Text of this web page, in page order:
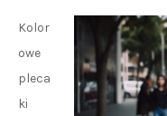
Kolor
owe
pleca
ki